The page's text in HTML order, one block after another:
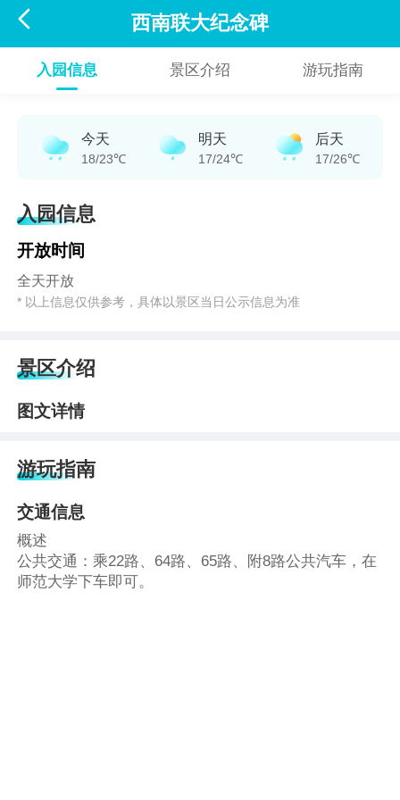
 西南联大纪念碑
入园信息 景区介绍 游玩指南
今天
18/23℃
明天
17/24℃
后天
17/26℃
入园信息
开放时间
全天开放
* 以上信息仅供参考，具体以景区当日公示信息为准
景区介绍
图文详情
游玩指南
交通信息
概述
公共交通：乘22路、64路、65路、附8路公共汽车，在
师范大学下车即可。